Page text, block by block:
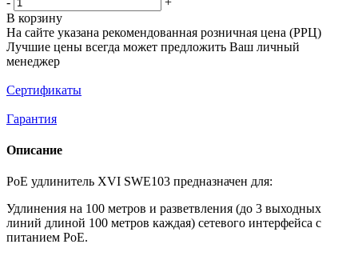
В корзину
На сайте указана рекомендованная розничная цена (РРЦ)
Лучшие цены всегда может предложить Ваш личный
менеджер
Сертификаты
Гарантия
Описание
РоЕ удлинитель XVI SWE103 предназначен для:
Удлинения на 100 метров и разветвления (до 3 выходных
линий длиной 100 метров каждая) сетевого интерфейса с
питанием PoE.